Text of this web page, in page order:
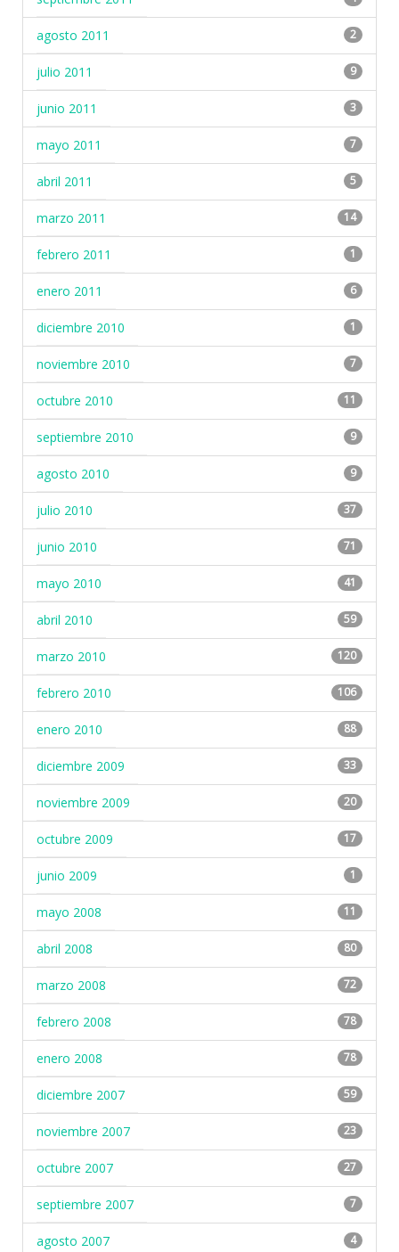
agosto 2011 2
julio 2011 9
junio 2011 3
mayo 2011 7
abril 2011 5
marzo 2011 14
febrero 2011 1
enero 2011 6
diciembre 2010 1
noviembre 2010 7
octubre 2010 11
septiembre 2010 9
agosto 2010 9
julio 2010 37
junio 2010 71
mayo 2010 41
abril 2010 59
marzo 2010 120
febrero 2010 106
enero 2010 88
diciembre 2009 33
noviembre 2009 20
octubre 2009 17
junio 2009 1
mayo 2008 11
abril 2008 80
marzo 2008 72
febrero 2008 78
enero 2008 78
diciembre 2007 59
noviembre 2007 23
octubre 2007 27
septiembre 2007 7
agosto 2007 4